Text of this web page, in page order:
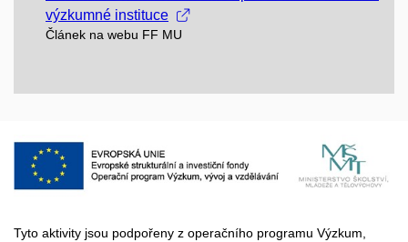
výzkumné instituce
Článek na webu FF MU
Tyto aktivity jsou podpořeny z operačního programu Výzkum,